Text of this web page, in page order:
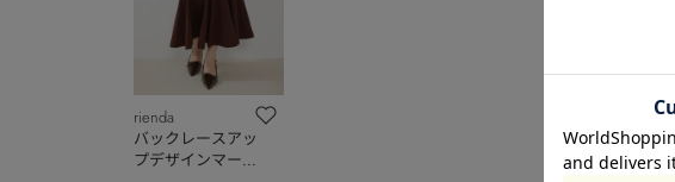
rienda
バックレースアッ
プデザインマーメ